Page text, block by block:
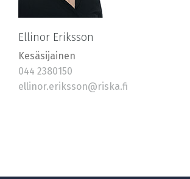
Ellinor Eriksson
Kesäsijainen
044 2380150
ellinor.eriksson@riska.fi